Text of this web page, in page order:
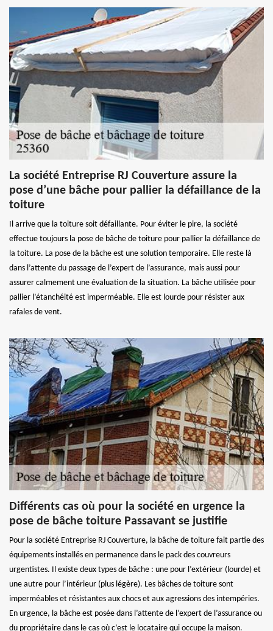
La société Entreprise RJ Couverture assure la
pose d’une bâche pour pallier la défaillance de la
toiture
Il arrive que la toiture soit défaillante. Pour éviter le pire, la société
effectue toujours la pose de bâche de toiture pour pallier la défaillance de
la toiture. La pose de la bâche est une solution temporaire. Elle reste là
dans l’attente du passage de l’expert de l’assurance, mais aussi pour
assurer calmement une évaluation de la situation. La bâche utilisée pour
pallier l’étanchéité est imperméable. Elle est lourde pour résister aux
rafales de vent.
Différents cas où pour la société en urgence la
pose de bâche toiture Passavant se justifie
Pour la société Entreprise RJ Couverture, la bâche de toiture fait partie des
équipements installés en permanence dans le pack des couvreurs
urgentistes. Il existe deux types de bâche : une pour l’extérieur (lourde) et
une autre pour l’intérieur (plus légère). Les bâches de toiture sont
imperméables et résistantes aux chocs et aux agressions des intempéries.
En urgence, la bâche est posée dans l’attente de l’expert de l’assurance ou
du propriétaire dans le cas où c’est le locataire qui occupe la maison.